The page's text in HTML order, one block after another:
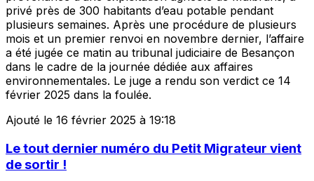
privé près de 300 habitants d’eau potable pendant
plusieurs semaines. Après une procédure de plusieurs
mois et un premier renvoi en novembre dernier, l’affaire
a été jugée ce matin au tribunal judiciaire de Besançon
dans le cadre de la journée dédiée aux affaires
environnementales. Le juge a rendu son verdict ce 14
février 2025 dans la foulée.
Ajouté le 16 février 2025 à 19:18
Le tout dernier numéro du Petit Migrateur vient
de sortir !